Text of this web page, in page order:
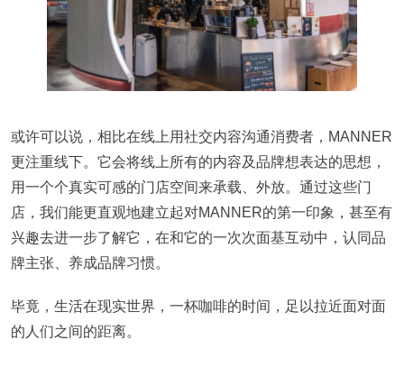
或许可以说，相比在线上用社交内容沟通消费者，MANNER
更注重线下。它会将线上所有的内容及品牌想表达的思想，
用一个个真实可感的门店空间来承载、外放。通过这些门
店，我们能更直观地建立起对MANNER的第一印象，甚至有
兴趣去进一步了解它，在和它的一次次面基互动中，认同品
牌主张、养成品牌习惯。
毕竟，生活在现实世界，一杯咖啡的时间，足以拉近面对面
的人们之间的距离。